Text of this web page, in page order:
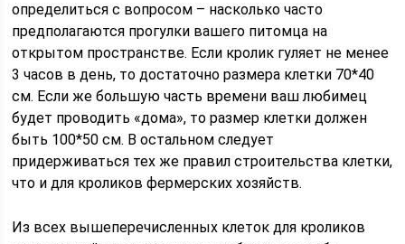
определиться с вопросом – насколько часто
предполагаются прогулки вашего питомца на
открытом пространстве. Если кролик гуляет не менее
3 часов в день, то достаточно размера клетки 70*40
см. Если же большую часть времени ваш любимец
будет проводить «дома», то размер клетки должен
быть 100*50 см. В остальном следует
придерживаться тех же правил строительства клетки,
что и для кроликов фермерских хозяйств.
Из всех вышеперечисленных клеток для кроликов